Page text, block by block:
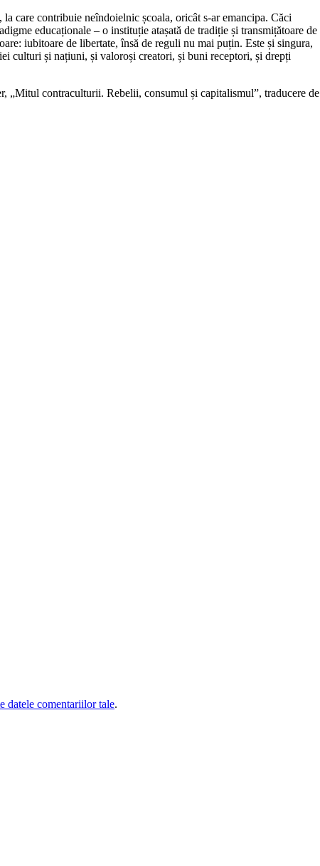
care contribuie neîndoielnic școala, oricât s-ar emancipa. Căci
educaționale – o instituție atașată de tradiție și transmițătoare de
iubitoare de libertate, însă de reguli nu mai puțin. Este și singura,
culturi și națiuni, și valoroși creatori, și buni receptori, și drepți
„Mitul contraculturii. Rebelii, consumul și capitalismul”, traducere de
datele comentariilor tale.